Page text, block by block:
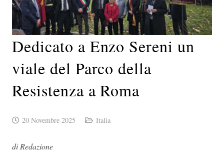
Dedicato a Enzo Sereni un
viale del Parco della
Resistenza a Roma
20 Novembre 2025 Italia
di Redazione